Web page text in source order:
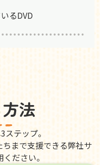
るDVD
法
テップ。
まで支援できる弊社サ
ださい。